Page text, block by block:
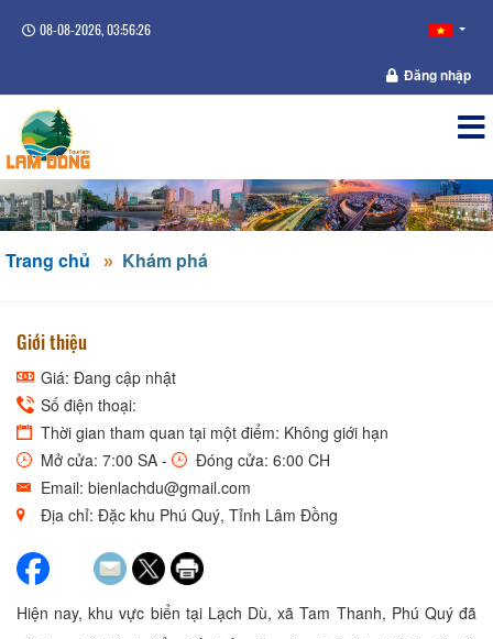
08-08-2026, 03:56:26
Đăng nhập
Trang chủ Khám phá
Giới thiệu
Giá: Đang cập nhật
Số điện thoại:
Thời gian tham quan tại một điểm: Không giới hạn
Mở cửa: 7:00 SA -
Đóng cửa: 6:00 CH
Email: bienlachdu@gmail.com
Địa chỉ: Đặc khu Phú Quý, Tỉnh Lâm Đồng
Hiện nay, khu vực biển tại Lạch Dù, xã Tam Thanh, Phú Quý đã